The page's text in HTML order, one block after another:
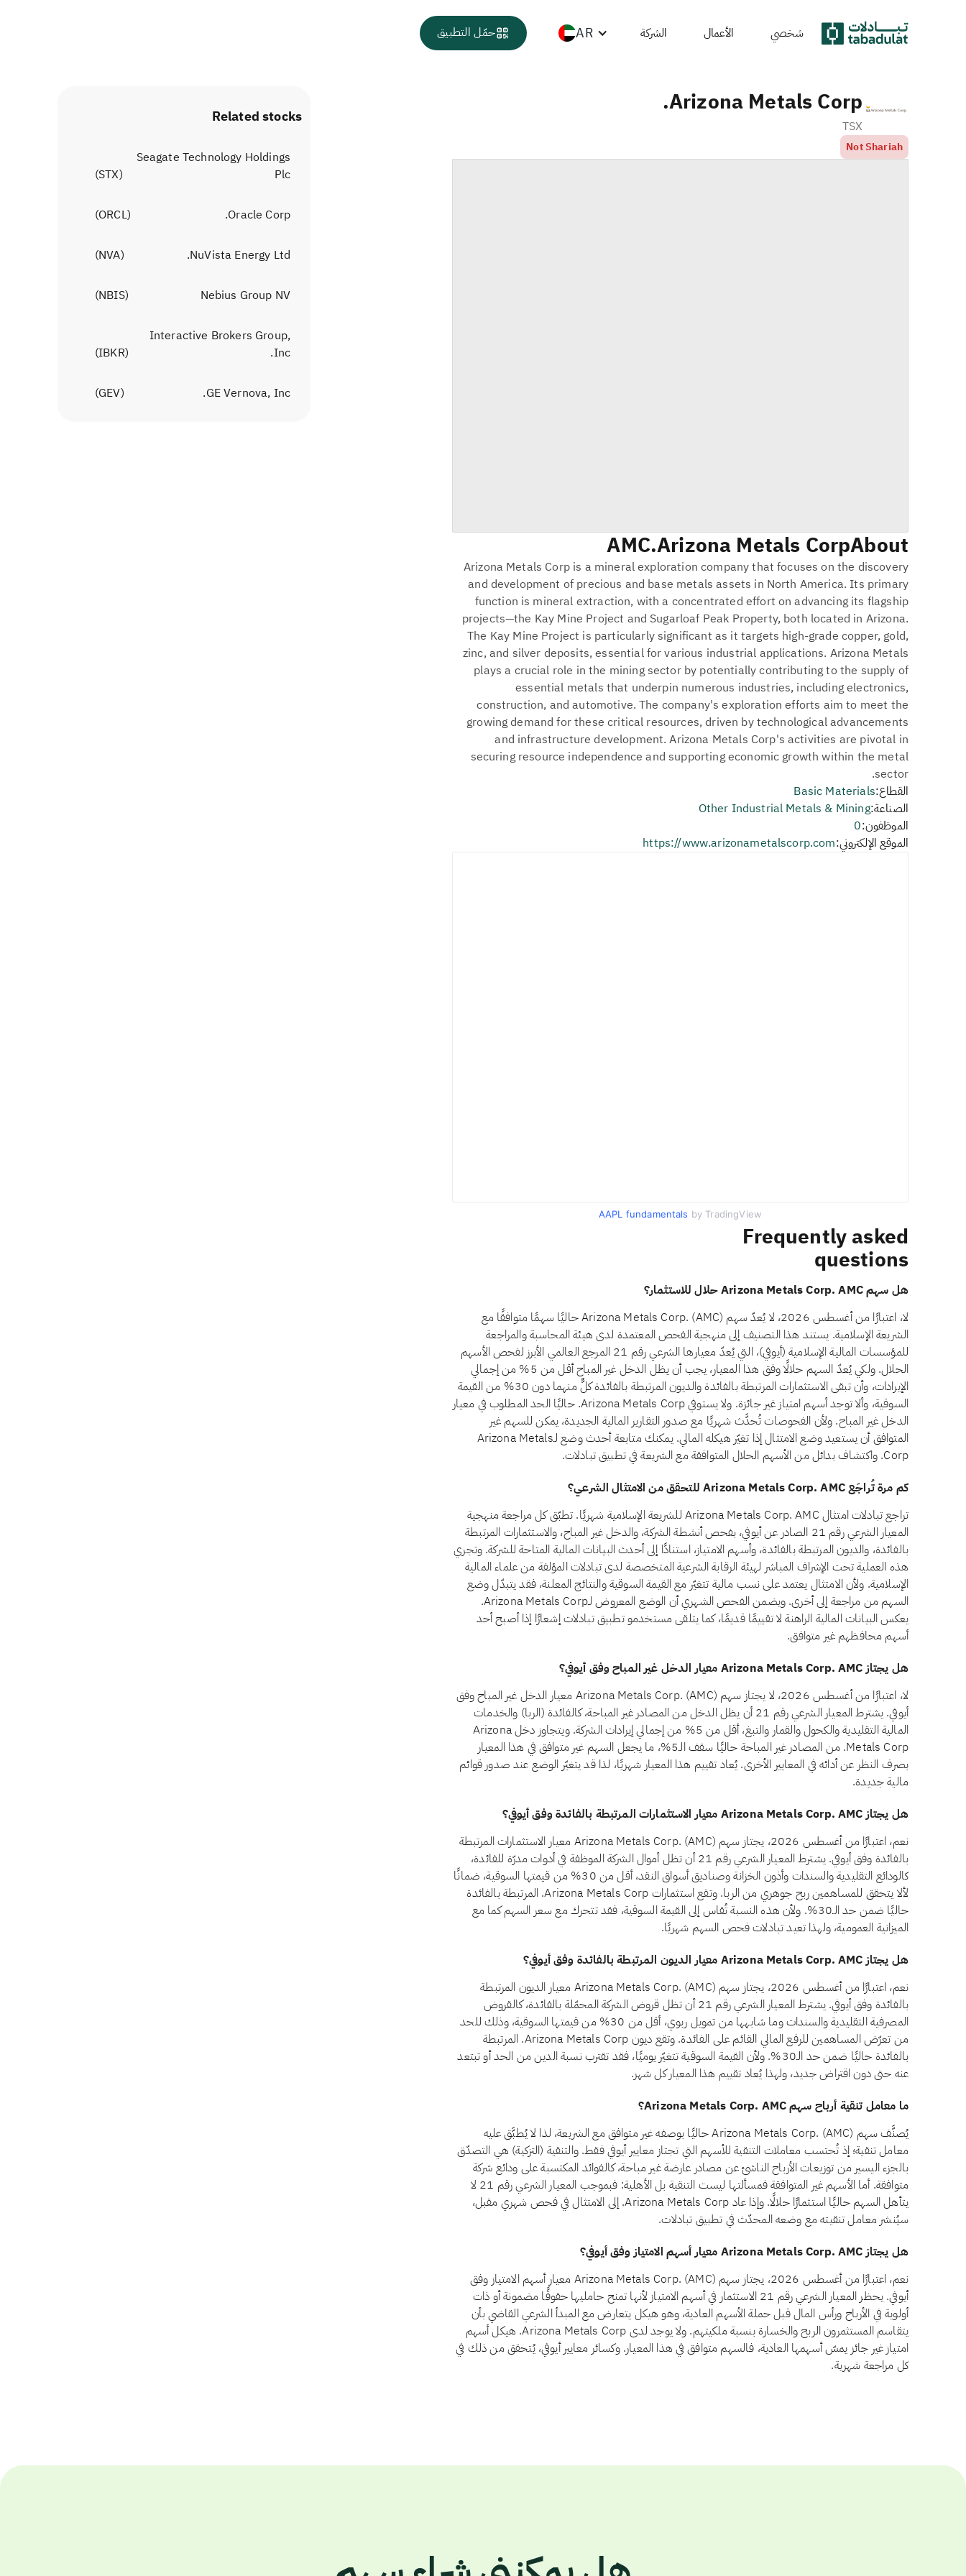
شخصي الأعمال الشركة AR حمّل التطبيق
Arizona Metals Corp.
TSX
Not Shariah
About
Arizona Metals Corp.
AMC
Arizona Metals Corp is a mineral exploration company that focuses on the discovery
and development of precious and base metals assets in North America. Its primary
function is mineral extraction, with a concentrated effort on advancing its flagship
projects—the Kay Mine Project and Sugarloaf Peak Property, both located in Arizona.
The Kay Mine Project is particularly significant as it targets high-grade copper, gold,
zinc, and silver deposits, essential for various industrial applications. Arizona Metals
plays a crucial role in the mining sector by potentially contributing to the supply of
essential metals that underpin numerous industries, including electronics,
construction, and automotive. The company's exploration efforts aim to meet the
growing demand for these critical resources, driven by technological advancements
and infrastructure development. Arizona Metals Corp's activities are pivotal in
securing resource independence and supporting economic growth within the metal
sector.
القطاع:Basic Materials
الصناعة:Other Industrial Metals & Mining
الموظفون:0
الموقع الإلكتروني:https://www.arizonametalscorp.com
AAPL fundamentals by TradingView
Frequently asked
questions
هل سهم Arizona Metals Corp. AMC حلال للاستثمار؟
لا، اعتبارًا من أغسطس 2026، لا يُعدّ سهم Arizona Metals Corp. (AMC) حاليًا سهمًا متوافقًا مع
الشريعة الإسلامية. يستند هذا التصنيف إلى منهجية الفحص المعتمدة لدى هيئة المحاسبة والمراجعة
للمؤسسات المالية الإسلامية (أيوفي)، التي يُعدّ معيارها الشرعي رقم 21 المرجع العالمي الأبرز لفحص الأسهم
الحلال. ولكي يُعدّ السهم حلالًا وفق هذا المعيار، يجب أن يظل الدخل غير المباح أقل من 5% من إجمالي
الإيرادات، وأن تبقى الاستثمارات المرتبطة بالفائدة والديون المرتبطة بالفائدة كلٌّ منهما دون 30% من القيمة
السوقية، وألا توجد أسهم امتياز غير جائزة. ولا يستوفي Arizona Metals Corp. حاليًا الحد المطلوب في معيار
الدخل غير المباح. ولأن الفحوصات تُحدَّث شهريًا مع صدور التقارير المالية الجديدة، يمكن للسهم غير
المتوافق أن يستعيد وضع الامتثال إذا تغيّر هيكله المالي. يمكنك متابعة أحدث وضع لـArizona Metals
Corp. واكتشاف بدائل من الأسهم الحلال المتوافقة مع الشريعة في تطبيق تبادلات.
كم مرة تُراجَع Arizona Metals Corp. AMC للتحقق من الامتثال الشرعي؟
تراجع تبادلات امتثال Arizona Metals Corp. AMC للشريعة الإسلامية شهريًا. تطبّق كل مراجعة منهجية
المعيار الشرعي رقم 21 الصادر عن أيوفي، بفحص أنشطة الشركة، والدخل غير المباح، والاستثمارات المرتبطة
بالفائدة، والديون المرتبطة بالفائدة، وأسهم الامتياز، استنادًا إلى أحدث البيانات المالية المتاحة للشركة. وتجري
هذه العملية تحت الإشراف المباشر لهيئة الرقابة الشرعية المتخصصة لدى تبادلات المؤلفة من علماء المالية
الإسلامية. ولأن الامتثال يعتمد على نسب مالية تتغيّر مع القيمة السوقية والنتائج المعلنة، فقد يتبدّل وضع
السهم من مراجعة إلى أخرى. ويضمن الفحص الشهري أن الوضع المعروض لـArizona Metals Corp.
يعكس البيانات المالية الراهنة لا تقييمًا قديمًا، كما يتلقى مستخدمو تطبيق تبادلات إشعارًا إذا أصبح أحد
أسهم محافظهم غير متوافق.
هل يجتاز Arizona Metals Corp. AMC معيار الدخل غير المباح وفق أيوفي؟
لا، اعتبارًا من أغسطس 2026، لا يجتاز سهم Arizona Metals Corp. (AMC) معيار الدخل غير المباح وفق
أيوفي. يشترط المعيار الشرعي رقم 21 أن يظل الدخل من المصادر غير المباحة، كالفائدة (الربا) والخدمات
المالية التقليدية والكحول والقمار والتبغ، أقل من 5% من إجمالي إيرادات الشركة. ويتجاوز دخل Arizona
Metals Corp. من المصادر غير المباحة حاليًا سقف الـ5%، ما يجعل السهم غير متوافق في هذا المعيار
بصرف النظر عن أدائه في المعايير الأخرى. يُعاد تقييم هذا المعيار شهريًا، لذا قد يتغيّر الوضع عند صدور قوائم
مالية جديدة.
هل يجتاز Arizona Metals Corp. AMC معيار الاستثمارات المرتبطة بالفائدة وفق أيوفي؟
نعم، اعتبارًا من أغسطس 2026، يجتاز سهم Arizona Metals Corp. (AMC) معيار الاستثمارات المرتبطة
بالفائدة وفق أيوفي. يشترط المعيار الشرعي رقم 21 أن تظل أموال الشركة الموظفة في أدوات مدرّة للفائدة،
كالودائع التقليدية والسندات وأذون الخزانة وصناديق أسواق النقد، أقل من 30% من قيمتها السوقية، ضمانًا
لألا يتحقق للمساهمين ربح جوهري من الربا. وتقع استثمارات Arizona Metals Corp. المرتبطة بالفائدة
حاليًا ضمن حد الـ30%. ولأن هذه النسبة تُقاس إلى القيمة السوقية، فقد تتحرك مع سعر السهم كما مع
الميزانية العمومية، ولهذا تعيد تبادلات فحص السهم شهريًا.
هل يجتاز Arizona Metals Corp. AMC معيار الديون المرتبطة بالفائدة وفق أيوفي؟
نعم، اعتبارًا من أغسطس 2026، يجتاز سهم Arizona Metals Corp. (AMC) معيار الديون المرتبطة
بالفائدة وفق أيوفي. يشترط المعيار الشرعي رقم 21 أن تظل قروض الشركة المحمّلة بالفائدة، كالقروض
المصرفية التقليدية والسندات وما شابهها من تمويل ربوي، أقل من 30% من قيمتها السوقية، وذلك للحد
من تعرّض المساهمين للرفع المالي القائم على الفائدة. وتقع ديون Arizona Metals Corp. المرتبطة
بالفائدة حاليًا ضمن حد الـ30%. ولأن القيمة السوقية تتغيّر يوميًا، فقد تقترب نسبة الدين من الحد أو تبتعد
عنه حتى دون اقتراض جديد، ولهذا يُعاد تقييم هذا المعيار كل شهر.
ما معامل تنقية أرباح سهم Arizona Metals Corp. AMC؟
يُصنَّف سهم Arizona Metals Corp. (AMC) حاليًا بوصفه غير متوافق مع الشريعة، لذا لا يُطبَّق عليه
معامل تنقية؛ إذ تُحتسب معاملات التنقية للأسهم التي تجتاز معايير أيوفي فقط. والتنقية (التزكية) هي التصدّق
بالجزء اليسير من توزيعات الأرباح الناشئ عن مصادر عارضة غير مباحة، كالفوائد المكتسبة على ودائع شركة
متوافقة. أما الأسهم غير المتوافقة فمسألتها ليست التنقية بل الأهلية: فبموجب المعيار الشرعي رقم 21 لا
يتأهل السهم حاليًا استثمارًا حلالًا. وإذا عاد Arizona Metals Corp. إلى الامتثال في فحص شهري مقبل،
سيُنشر معامل تنقيته مع وضعه المحدّث في تطبيق تبادلات.
هل يجتاز Arizona Metals Corp. AMC معيار أسهم الامتياز وفق أيوفي؟
نعم، اعتبارًا من أغسطس 2026، يجتاز سهم Arizona Metals Corp. (AMC) معيار أسهم الامتياز وفق
أيوفي. يحظر المعيار الشرعي رقم 21 الاستثمار في أسهم الامتياز لأنها تمنح حامليها حقوقًا مضمونة أو ذات
أولوية في الأرباح ورأس المال قبل حملة الأسهم العادية، وهو هيكل يتعارض مع المبدأ الشرعي القاضي بأن
يتقاسم المستثمرون الربح والخسارة بنسبة ملكيتهم. ولا يوجد لدى Arizona Metals Corp. هيكل أسهم
امتياز غير جائز يمسّ أسهمها العادية، فالسهم متوافق في هذا المعيار. وكسائر معايير أيوفي، يُتحقق من ذلك في
كل مراجعة شهرية.
Related stocks
Seagate Technology Holdings
Plc
(
STX
)
Oracle Corp.
(
ORCL
)
NuVista Energy Ltd.
(
NVA
)
Nebius Group NV
(
NBIS
)
Interactive Brokers Group,
Inc.
(
IBKR
)
GE Vernova, Inc.
(
GEV
)